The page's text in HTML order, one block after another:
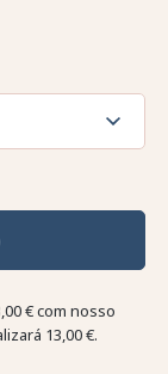
€com nosso
13,00 €.